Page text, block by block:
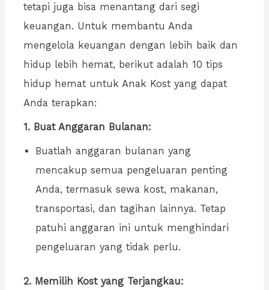
tetapi juga bisa menantang dari segi
keuangan. Untuk membantu Anda
mengelola keuangan dengan lebih baik dan
hidup lebih hemat, berikut adalah 10 tips
hidup hemat untuk Anak Kost yang dapat
Anda terapkan:
1. Buat Anggaran Bulanan:
Buatlah anggaran bulanan yang
mencakup semua pengeluaran penting
Anda, termasuk sewa kost, makanan,
transportasi, dan tagihan lainnya. Tetap
patuhi anggaran ini untuk menghindari
pengeluaran yang tidak perlu.
2. Memilih Kost yang Terjangkau: